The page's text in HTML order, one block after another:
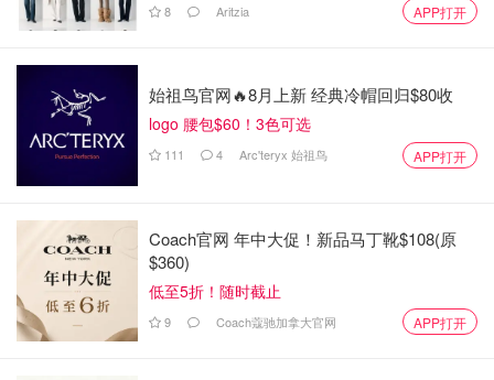
8 Aritzia APP打开
始祖鸟官网🔥8月上新 经典冷帽回归$80收
logo 腰包$60！3色可选
111 4 Arc'teryx 始祖鸟 APP打开
Coach官网 年中大促！新品马丁靴$108(原
$360)
低至5折！随时截止
9 Coach蔻驰加拿大官网 APP打开